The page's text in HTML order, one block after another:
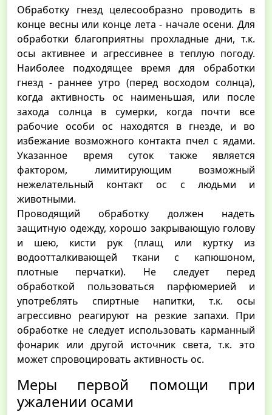
Обработку гнезд целесообразно проводить в
конце весны или конце лета - начале осени. Для
обработки благоприятны прохладные дни, т.к.
осы активнее и агрессивнее в теплую погоду.
Наиболее подходящее время для обработки
гнезд - раннее утро (перед восходом солнца),
когда активность ос наименьшая, или после
захода солнца в сумерки, когда почти все
рабочие особи ос находятся в гнезде, и во
избежание возможного контакта пчел с ядами.
Указанное время суток также является
фактором, лимитирующим возможный
нежелательный контакт ос с людьми и
животными.
Проводящий обработку должен надеть
защитную одежду, хорошо закрывающую голову
и шею, кисти рук (плащ или куртку из
водоотталкивающей ткани с капюшоном,
плотные перчатки). Не следует перед
обработкой пользоваться парфюмерией и
употреблять спиртные напитки, т.к. осы
агрессивно реагируют на резкие запахи. При
обработке не следует использовать карманный
фонарик или другой источник света, т.к. это
может спровоцировать активность ос.
Меры первой помощи при
ужалении осами